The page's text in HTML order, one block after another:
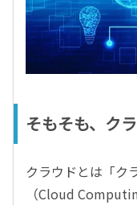
そもそも、ク
クラウドとは「ク
（Cloud